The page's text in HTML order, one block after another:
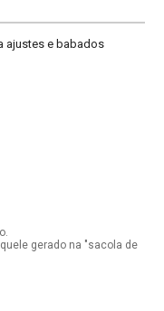
ajustes e babados
gerado na "sacola de